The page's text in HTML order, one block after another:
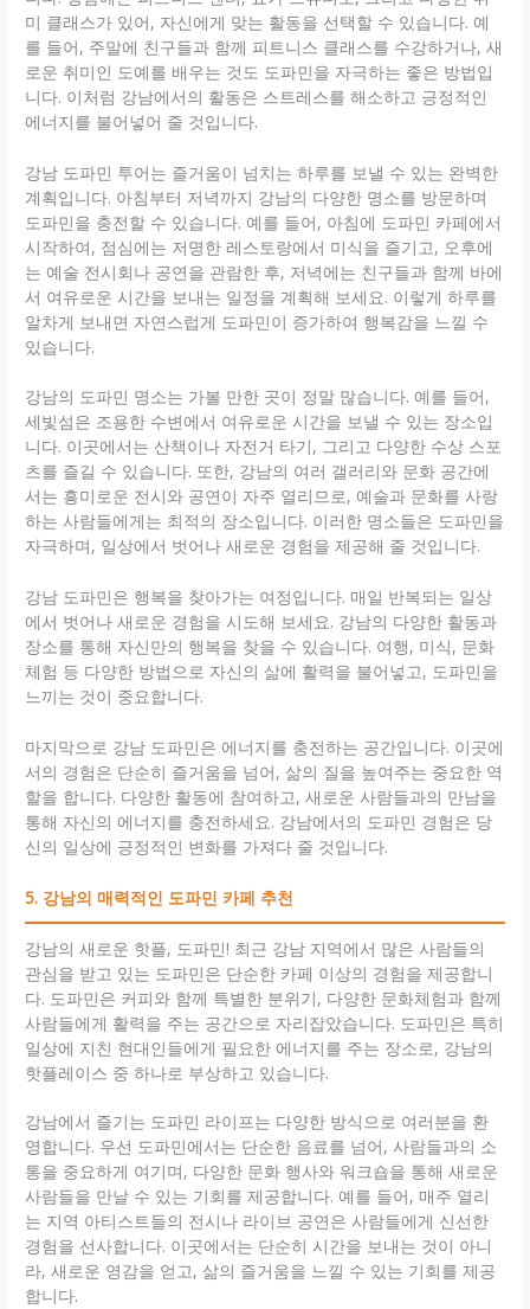
미 클래스가 있어, 자신에게 맞는 활동을 선택할 수 있습니다. 예
를 들어, 주말에 친구들과 함께 피트니스 클래스를 수강하거나, 새
로운 취미인 도예를 배우는 것도 도파민을 자극하는 좋은 방법입
니다. 이처럼 강남에서의 활동은 스트레스를 해소하고 긍정적인
에너지를 불어넣어 줄 것입니다.
강남 도파민 투어는 즐거움이 넘치는 하루를 보낼 수 있는 완벽한
계획입니다. 아침부터 저녁까지 강남의 다양한 명소를 방문하며
도파민을 충전할 수 있습니다. 예를 들어, 아침에 도파민 카페에서
시작하여, 점심에는 저명한 레스토랑에서 미식을 즐기고, 오후에
는 예술 전시회나 공연을 관람한 후, 저녁에는 친구들과 함께 바에
서 여유로운 시간을 보내는 일정을 계획해 보세요. 이렇게 하루를
알차게 보내면 자연스럽게 도파민이 증가하여 행복감을 느낄 수
있습니다.
강남의 도파민 명소는 가볼 만한 곳이 정말 많습니다. 예를 들어,
세빛섬은 조용한 수변에서 여유로운 시간을 보낼 수 있는 장소입
니다. 이곳에서는 산책이나 자전거 타기, 그리고 다양한 수상 스포
츠를 즐길 수 있습니다. 또한, 강남의 여러 갤러리와 문화 공간에
서는 흥미로운 전시와 공연이 자주 열리므로, 예술과 문화를 사랑
하는 사람들에게는 최적의 장소입니다. 이러한 명소들은 도파민을
자극하며, 일상에서 벗어나 새로운 경험을 제공해 줄 것입니다.
강남 도파민은 행복을 찾아가는 여정입니다. 매일 반복되는 일상
에서 벗어나 새로운 경험을 시도해 보세요. 강남의 다양한 활동과
장소를 통해 자신만의 행복을 찾을 수 있습니다. 여행, 미식, 문화
체험 등 다양한 방법으로 자신의 삶에 활력을 불어넣고, 도파민을
느끼는 것이 중요합니다.
마지막으로 강남 도파민은 에너지를 충전하는 공간입니다. 이곳에
서의 경험은 단순히 즐거움을 넘어, 삶의 질을 높여주는 중요한 역
할을 합니다. 다양한 활동에 참여하고, 새로운 사람들과의 만남을
통해 자신의 에너지를 충전하세요. 강남에서의 도파민 경험은 당
신의 일상에 긍정적인 변화를 가져다 줄 것입니다.
5. 강남의 매력적인 도파민 카페 추천
강남의 새로운 핫플, 도파민! 최근 강남 지역에서 많은 사람들의
관심을 받고 있는 도파민은 단순한 카페 이상의 경험을 제공합니
다. 도파민은 커피와 함께 특별한 분위기, 다양한 문화체험과 함께
사람들에게 활력을 주는 공간으로 자리잡았습니다. 도파민은 특히
일상에 지친 현대인들에게 필요한 에너지를 주는 장소로, 강남의
핫플레이스 중 하나로 부상하고 있습니다.
강남에서 즐기는 도파민 라이프는 다양한 방식으로 여러분을 환
영합니다. 우선 도파민에서는 단순한 음료를 넘어, 사람들과의 소
통을 중요하게 여기며, 다양한 문화 행사와 워크숍을 통해 새로운
사람들을 만날 수 있는 기회를 제공합니다. 예를 들어, 매주 열리
는 지역 아티스트들의 전시나 라이브 공연은 사람들에게 신선한
경험을 선사합니다. 이곳에서는 단순히 시간을 보내는 것이 아니
라, 새로운 영감을 얻고, 삶의 즐거움을 느낄 수 있는 기회를 제공
합니다.